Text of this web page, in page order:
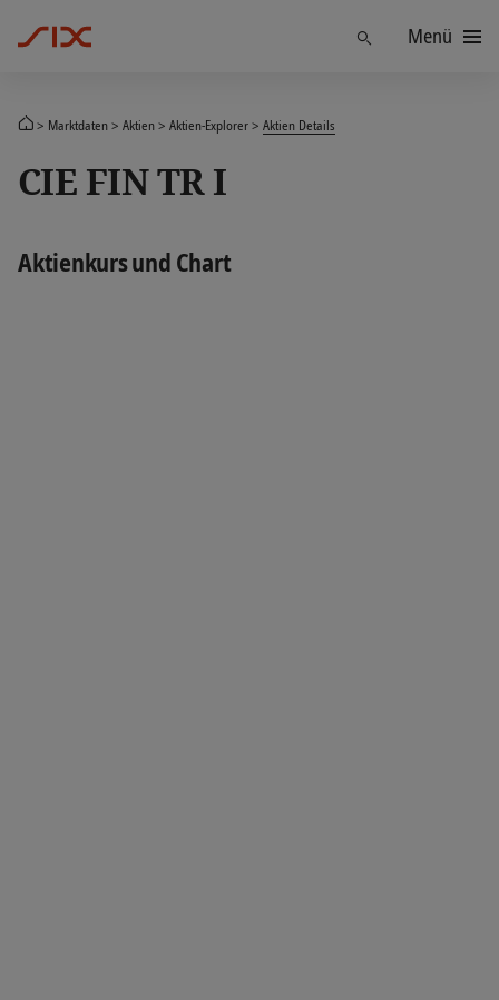
FindenMenü
Marktdaten Aktien Aktien-Explorer Aktien Details
CIE FIN TR I
Aktienkurs und Chart